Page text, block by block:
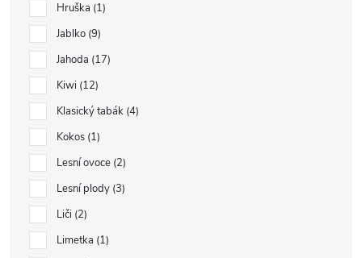
Hruška 1
Jablko 9
Jahoda 17
Kiwi 12
Klasický tabák 4
Kokos 1
Lesní ovoce 2
Lesní plody 3
Liči 2
Limetka 1